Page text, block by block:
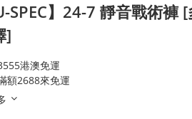
SPEC】24-7 靜音戰術褲
]
港澳免運
額2688來免運